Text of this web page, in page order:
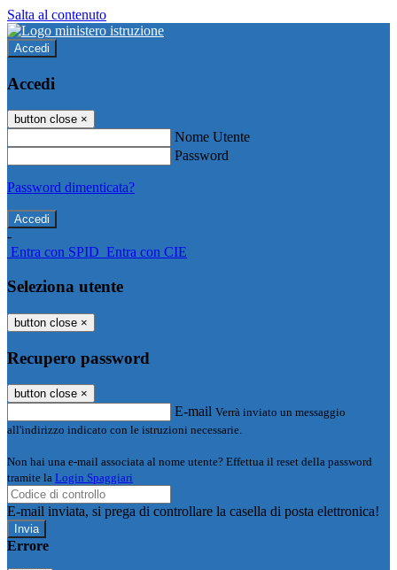
Salta al contenuto
Accedi
Accedi
button close ×
Nome Utente
Password
Password dimenticata?
-
Entra con SPID Entra con CIE
Seleziona utente
button close ×
Recupero password
button close ×
E-mail Verrà inviato un messaggio
all'indirizzo indicato con le istruzioni necessarie.
Non hai una e-mail associata al nome utente? Effettua il reset della password
tramite la Login Spaggiari
E-mail inviata, si prega di controllare la casella di posta elettronica!
Errore